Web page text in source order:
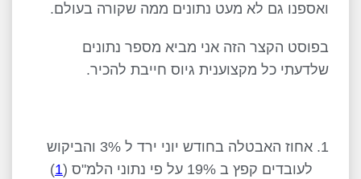
ואספנו גם לא מעט נתונים ממה שקורה בעולם.
בפוסט הקצר הזה אני מביא מספר נתונים
שלדעתי כל מקצוענית גיוס חייבת להכיר.
אחוז האבטלה בחודש יוני ירד ל 3% והביקוש
לעובדים קפץ ב 19% על פי נתוני הלמ"ס (
1
)